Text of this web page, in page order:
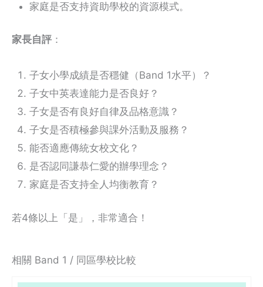
家庭是否支持資助學校的資源模式。
家長自評 ：
子女小學成績是否穩健（Band 1水平）？
子女中英表達能力是否良好？
子女是否有良好自律及品格意識？
子女是否積極參與課外活動及服務？
能否適應傳統女校文化？
是否認同謙恭仁愛的辦學理念？
家庭是否支持全人均衡教育？
若4條以上「是」，非常適合！
相關 Band 1 / 同區學校比較